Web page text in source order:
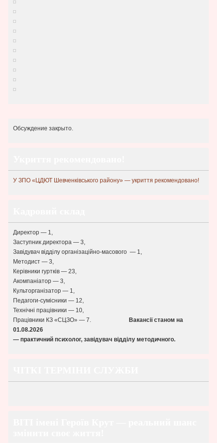
Обсуждение закрыто.
У ЗПО «ЦДЮТ Шевченківського району» — укриття рекомендовано!
Директор — 1,
Заступник директора — 3,
Завідувач відділу організаційно-масового — 1,
Методист — 3,
Керівники гуртків — 23,
Акомпаніатор — 3,
Культорганізатор — 1,
Педагоги-сумісники — 12,
Технічні працівники — 10,
Працівники КЗ «СЦЗО» — 7. Вакансії станом на
01.08.2026
— практичний психолог, завідувач відділу методичного.